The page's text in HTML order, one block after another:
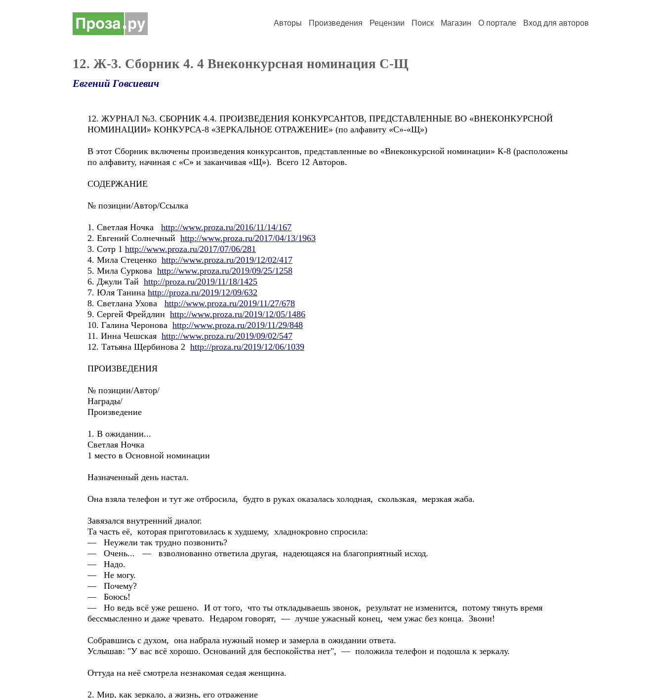
Авторы Произведения Рецензии Поиск Магазин О портале Вход для авторов
12. Ж-3. Сборник 4. 4 Внеконкурсная номинация С-Щ
Евгений Говсиевич
12. ЖУРНАЛ №3. СБОРНИК 4.4. ПРОИЗВЕДЕНИЯ КОНКУРСАНТОВ, ПРЕДСТАВЛЕННЫЕ ВО «ВНЕКОНКУРСНОЙ
НОМИНАЦИИ» КОНКУРСА-8 «ЗЕРКАЛЬНОЕ ОТРАЖЕНИЕ» (по алфавиту «С»-«Щ»)
В этот Сборник включены произведения конкурсантов, представленные во «Внеконкурсной номинации» К-8 (расположены
по алфавиту, начиная с «С» и заканчивая «Щ»). Всего 12 Авторов.
СОДЕРЖАНИЕ
№ позиции/Автор/Ссылка
1. Светлая Ночка http://www.proza.ru/2016/11/14/167
2. Евгений Солнечный http://www.proza.ru/2017/04/13/1963
3. Сотр 1 http://www.proza.ru/2017/07/06/281
4. Мила Стеценко http://www.proza.ru/2019/12/02/417
5. Мила Суркова http://www.proza.ru/2019/09/25/1258
6. Джули Тай http://proza.ru/2019/11/18/1425
7. Юля Танина http://proza.ru/2019/12/09/632
8. Светлана Ухова http://www.proza.ru/2019/11/27/678
9. Сергей Фрейдлин http://www.proza.ru/2019/12/05/1486
10. Галина Черонова http://www.proza.ru/2019/11/29/848
11. Инна Чешская http://www.proza.ru/2019/09/02/547
12. Татьяна Щербинова 2 http://proza.ru/2019/12/06/1039
ПРОИЗВЕДЕНИЯ
№ позиции/Автор/
Награды/
Произведение
1. В ожидании...
Светлая Ночка
1 место в Основной номинации
Назначенный день настал.
Она взяла телефон и тут же отбросила, будто в руках оказалась холодная, скользкая, мерзкая жаба.
Завязался внутренний диалог.
Та часть её, которая приготовилась к худшему, хладнокровно спросила:
— Неужели так трудно позвонить?
— Очень... — взволнованно ответила другая, надеющаяся на благоприятный исход.
— Надо.
— Не могу.
— Почему?
— Боюсь!
— Но ведь всё уже решено. И от того, что ты откладываешь звонок, результат не изменится, потому тянуть время
бессмысленно и даже чревато. Недаром говорят, — лучше ужасный конец, чем ужас без конца. Звони!
Собравшись с духом, она набрала нужный номер и замерла в ожидании ответа.
Услышав: "У вас всё хорошо. Оснований для беспокойства нет", — положила телефон и подошла к зеркалу.
Оттуда на неё смотрела незнакомая седая женщина.
2. Мир, как зеркало, а жизнь, его отражение